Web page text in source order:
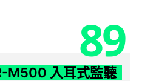
89
M500 入耳式監聽